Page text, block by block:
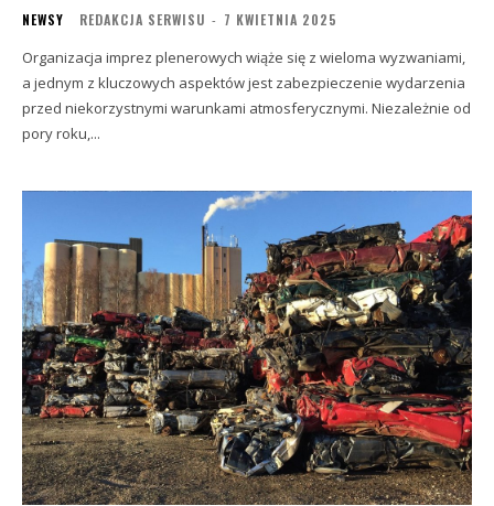
NEWSY REDAKCJA SERWISU - 7 KWIETNIA 2025
Organizacja imprez plenerowych wiąże się z wieloma wyzwaniami,
a jednym z kluczowych aspektów jest zabezpieczenie wydarzenia
przed niekorzystnymi warunkami atmosferycznymi. Niezależnie od
pory roku,...